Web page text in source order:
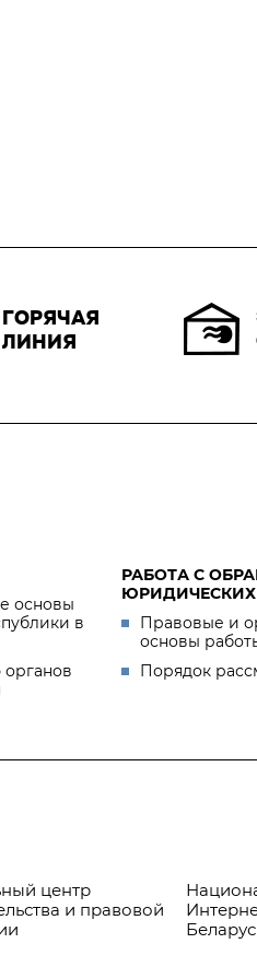
ГОРЯЧАЯ
ЛИНИЯ
основы
в
РАБОТА С
Правовые и
основы
Порядок
центр
и правовой